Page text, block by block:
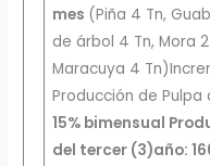
mes (Piña 4 Tn,
de árbol 4 Tn, Mora
Maracuya 4
Producción de
15% bimensual
del tercer (3)año: